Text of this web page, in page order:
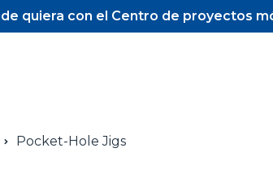
quiera con el Centro de proyectos
Pocket-Hole Jigs